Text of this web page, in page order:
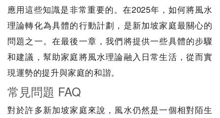
應用這些知識是非常重要的。在2025年，如何將風水
理論轉化為具體的行動計劃，是新加坡家庭最關心的
問題之一。在最後一章，我們將提供一些具體的步驟
和建議，幫助家庭將風水理論融入日常生活，從而實
現運勢的提升與家庭的和諧。
常見問題 FAQ
對於許多新加坡家庭來說，風水仍然是一個相對陌生